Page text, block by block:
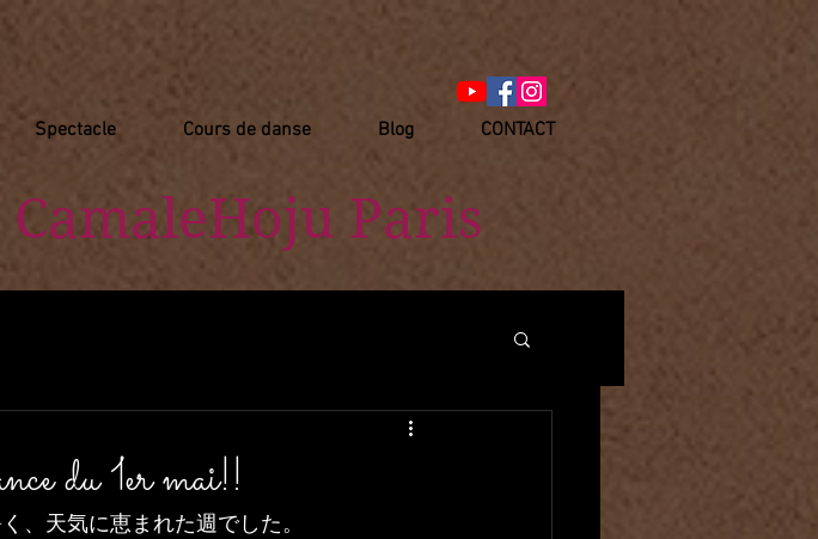
Spectacle Cours de danse Blog CONTACT
​ CamaleHoju Paris
du 1er mai!!
、天気に恵まれた週でした。